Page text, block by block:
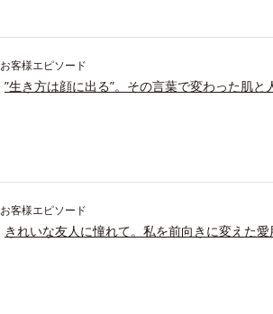
お客様エピソード
”生き方は顔に出る”。その言葉で変わった肌と
お客様エピソード
きれいな友人に憧れて。私を前向きに変えた